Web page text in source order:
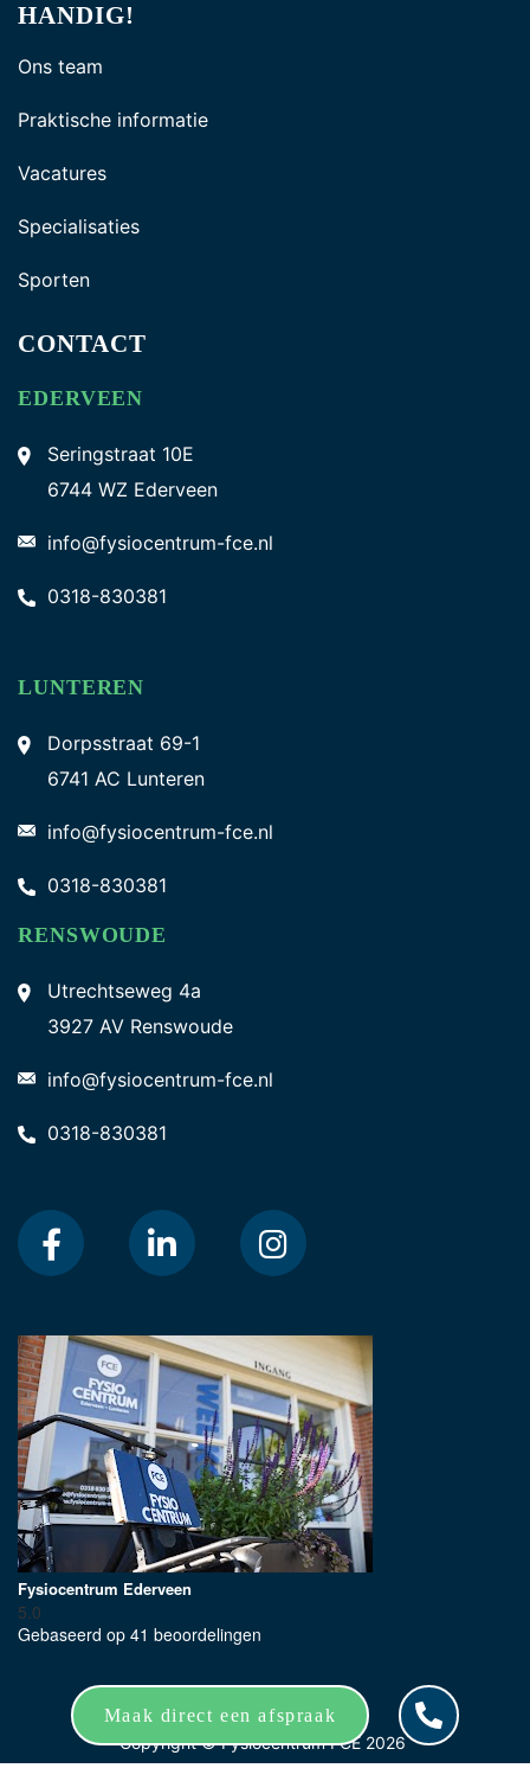
Maak direct een afspraak
HANDIG!
Ons team
Praktische informatie
Vacatures
Specialisaties
Sporten
CONTACT
EDERVEEN
Seringstraat 10E
6744 WZ Ederveen
info@fysiocentrum-fce.nl
0318-830381
LUNTEREN
Dorpsstraat 69-1
6741 AC Lunteren
info@fysiocentrum-fce.nl
0318-830381
RENSWOUDE
Utrechtseweg 4a
3927 AV Renswoude
info@fysiocentrum-fce.nl
0318-830381
Fysiocentrum Ederveen
5.0
Gebaseerd op 41 beoordelingen
Copyright ©Fysiocentrum FCE2026